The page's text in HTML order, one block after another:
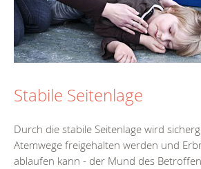
Stabile Seitenlage
Durch die stabile Seitenlage wird
Atemwege freigehalten werden und
ablaufen kann - der Mund des